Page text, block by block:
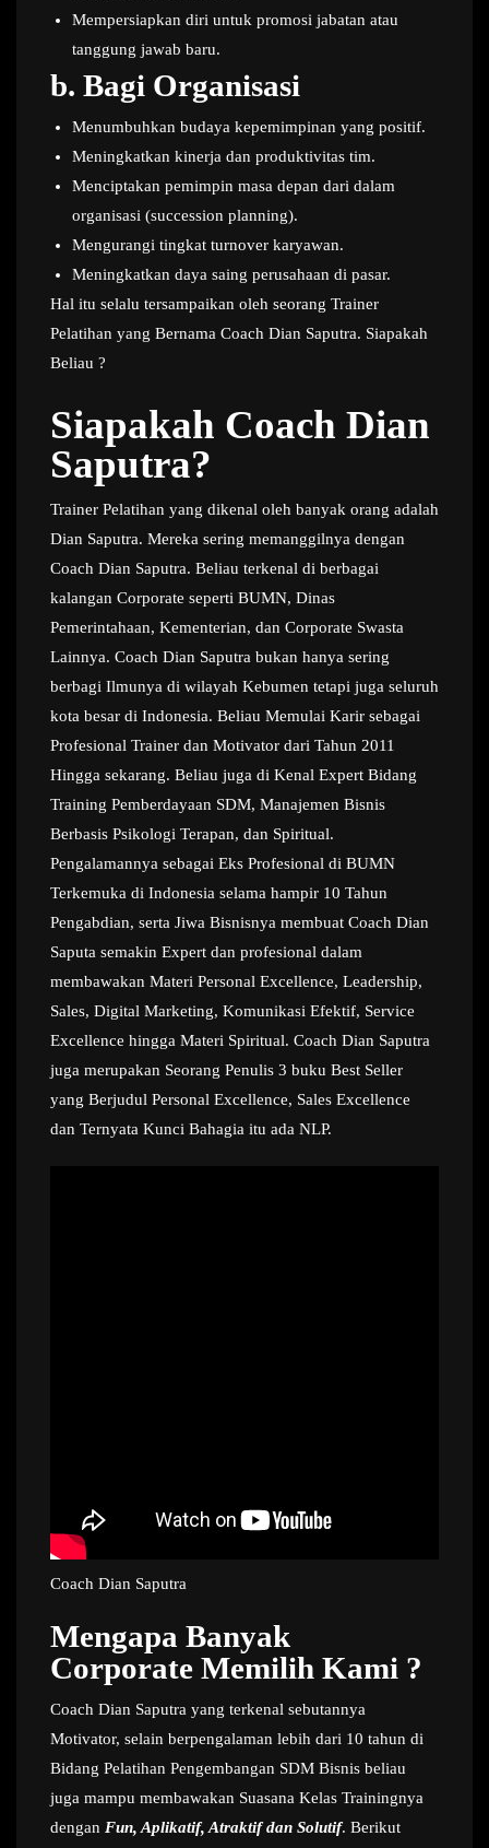
Mempersiapkan diri untuk promosi jabatan atau
tanggung jawab baru.
b. Bagi Organisasi
Menumbuhkan budaya kepemimpinan yang positif.
Meningkatkan kinerja dan produktivitas tim.
Menciptakan pemimpin masa depan dari dalam
organisasi (succession planning).
Mengurangi tingkat turnover karyawan.
Meningkatkan daya saing perusahaan di pasar.
Hal itu selalu tersampaikan oleh seorang Trainer
Pelatihan yang Bernama Coach Dian Saputra. Siapakah
Beliau ?
Siapakah Coach Dian
Saputra?
Trainer Pelatihan yang dikenal oleh banyak orang adalah
Dian Saputra. Mereka sering memanggilnya dengan
Coach Dian Saputra. Beliau terkenal di berbagai
kalangan Corporate seperti BUMN, Dinas
Pemerintahaan, Kementerian, dan Corporate Swasta
Lainnya. Coach Dian Saputra bukan hanya sering
berbagi Ilmunya di wilayah Kebumen tetapi juga seluruh
kota besar di Indonesia. Beliau Memulai Karir sebagai
Profesional Trainer dan Motivator dari Tahun 2011
Hingga sekarang. Beliau juga di Kenal Expert Bidang
Training Pemberdayaan SDM, Manajemen Bisnis
Berbasis Psikologi Terapan, dan Spiritual.
Pengalamannya sebagai Eks Profesional di BUMN
Terkemuka di Indonesia selama hampir 10 Tahun
Pengabdian, serta Jiwa Bisnisnya membuat Coach Dian
Saputa semakin Expert dan profesional dalam
membawakan Materi Personal Excellence, Leadership,
Sales, Digital Marketing, Komunikasi Efektif, Service
Excellence hingga Materi Spiritual. Coach Dian Saputra
juga merupakan Seorang Penulis 3 buku Best Seller
yang Berjudul Personal Excellence, Sales Excellence
dan Ternyata Kunci Bahagia itu ada NLP.
Coach Dian Saputra
Mengapa Banyak
Corporate Memilih Kami ?
Coach Dian Saputra yang terkenal sebutannya
Motivator, selain berpengalaman lebih dari 10 tahun di
Bidang Pelatihan Pengembangan SDM Bisnis beliau
juga mampu membawakan Suasana Kelas Trainingnya
dengan Fun, Aplikatif, Atraktif dan Solutif. Berikut